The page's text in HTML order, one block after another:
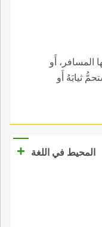
المسافر، أَو
ثيابَهُ أَو
المحيط في اللغة +